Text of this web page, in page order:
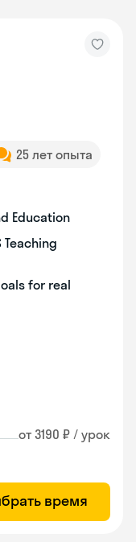
25 лет опыта
Education
Teaching
for real
от 3190 ₽ / урок
время